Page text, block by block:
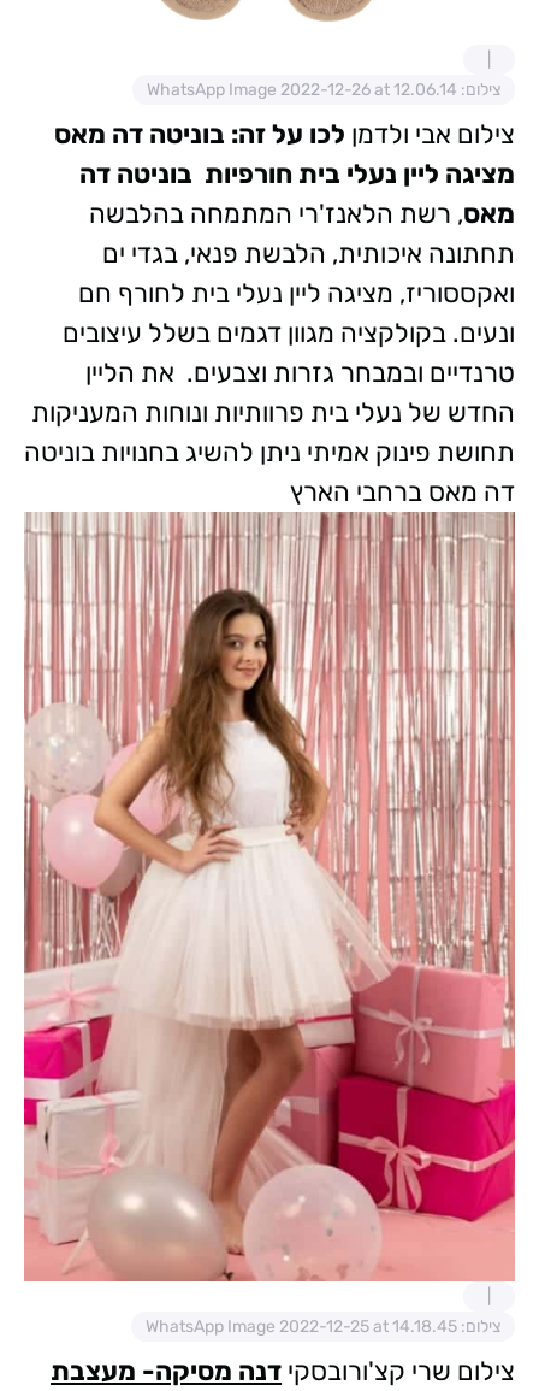
צילום: WhatsApp Image 2022-12-26 at 12.06.14
צילום אבי ולדמן לכו על זה: בוניטה דה מאס
מציגה ליין נעלי בית חורפיות בוניטה דה
מאס, רשת הלאנז'רי המתמחה בהלבשה
תחתונה איכותית, הלבשת פנאי, בגדי ים
ואקססוריז, מציגה ליין נעלי בית לחורף חם
ונעים. בקולקציה מגוון דגמים בשלל עיצובים
טרנדיים ובמבחר גזרות וצבעים. את הליין
החדש של נעלי בית פרוותיות ונוחות המעניקות
תחושת פינוק אמיתי ניתן להשיג בחנויות בוניטה
דה מאס ברחבי הארץ
צילום: WhatsApp Image 2022-12-25 at 14.18.45
צילום שרי קצ'ורובסקי דנה מסיקה- מעצבת